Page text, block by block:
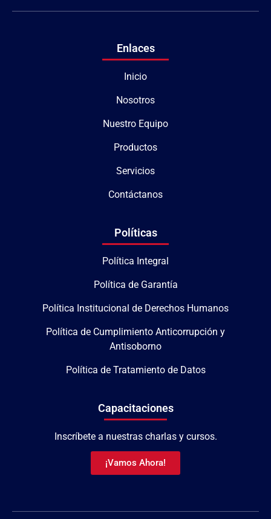
Enlaces
Inicio
Nosotros
Nuestro Equipo
Productos
Servicios
Contáctanos
Políticas
Política Integral
Política de Garantía
Política Institucional de Derechos Humanos
Política de Cumplimiento Anticorrupción y
Antisoborno
Política de Tratamiento de Datos
Capacitaciones
Inscríbete a nuestras charlas y cursos.
¡Vamos Ahora!